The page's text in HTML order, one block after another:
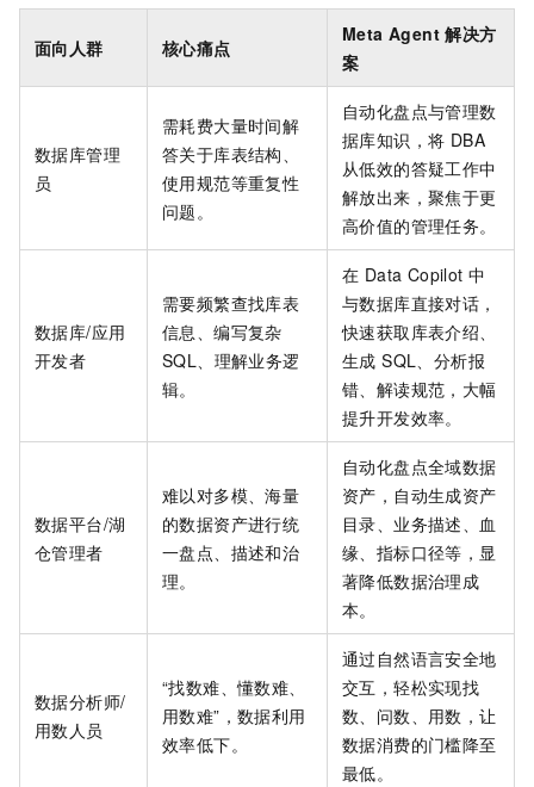
面向人群 核心痛点
Meta Agent 解决方
案
数据库管理
员
需耗费大量时间解
答关于库表结构、
使用规范等重复性
问题。
自动化盘点与管理数
据库知识，将 DBA
从低效的答疑工作中
解放出来，聚焦于更
高价值的管理任务。
数据库/应用
开发者
需要频繁查找库表
信息、编写复杂
SQL、理解业务逻
辑。
在 Data Copilot 中
与数据库直接对话，
快速获取库表介绍、
生成 SQL、分析报
错、解读规范，大幅
提升开发效率。
数据平台/湖
仓管理者
难以对多模、海量
的数据资产进行统
一盘点、描述和治
理。
自动化盘点全域数据
资产，自动生成资产
目录、业务描述、 血
缘、 指标口径等，显
著降低数据治理成
本。
数据分析师/
用数人员
“找数难、懂数难、
用数难”，数据利用
效率低下。
通过自然语言安全地
交互，轻松实现找
数、问数、用数，让
数据消费的门槛降至
最低。